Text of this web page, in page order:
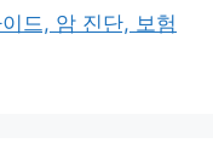
드, 암 진단, 보험